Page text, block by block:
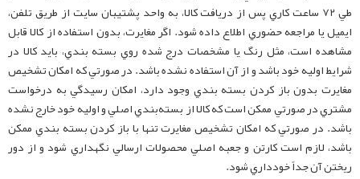
طي 72 ساعت کاري پس از دريافت کالا، به واحد پشتيبان سايت از طريق تلفن،
ايميل يا مراجعه حضوري اطلاع داده شود. اگر مغايرت، بدون استفاده از کالا قابل
مشاهده است، مثل رنگ يا مشخصات درج شده روي بسته بندي، بايد کالا در
شرايط اوليه خود باشد و از آن استفاده نشده باشد. در صورتي که امکان تشخيص
مغايرت بدون باز کردن بسته بندي وجود دارد، امکان رسيدگي به درخواست
مشتري در صورتي ممکن است که کالا از بسته‌بندي اصلي و اوليه خود خارج نشده
باشد. در صورتي که امکان تشخيص مغايرت تنها با باز کردن بسته بندي ممکن
باشد، لازم است کارتن و جعبه اصلي محصولات ارسالي نگهداري شود و از دور
ريختن آن جداً خودداري شود.